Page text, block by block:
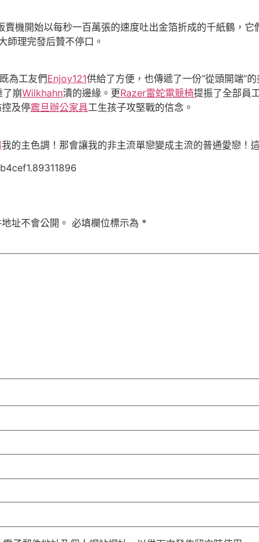
機開始以每秒一百萬張的速度吐出金箔折成的千紙鶴，它
師理完發后贊不停口。
為工友們Enjoy121供給了方便，也傳遞了一份“從頭開端”
了崩Wilkhahn潰的邊緣。更Razer雷蛇電競椅提振了全部員
及停震旦辦公家具工生孩子攻堅戰的信念。
我的主色調！那會讓我的非主流單戀變成主流的普通愛戀！
址不會公開。 必填欄位標示為 *